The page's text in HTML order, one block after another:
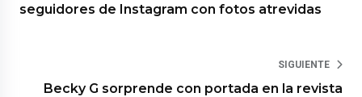
seguidores de Instagram con fotos atrevidas
SIGUIENTE
Becky G sorprende con portada en la revista